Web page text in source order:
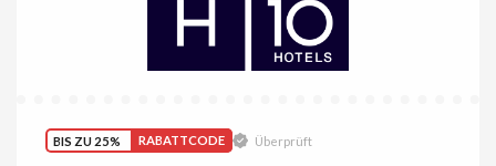
BIS ZU 25% RABATTCODE Überprüft